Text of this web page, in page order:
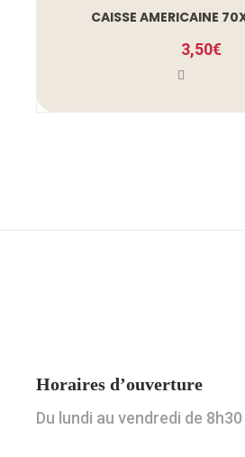
CAISSE AMERICAINE
3,50€
Horaires d’ouverture
Du lundi au vendredi de